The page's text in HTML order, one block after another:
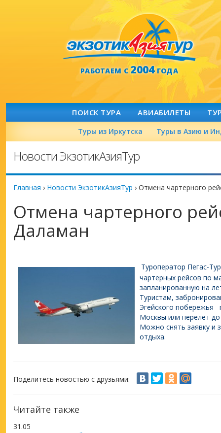
РАБОТАЕМ С2004ГОДА
ПОИСК ТУРА АВИАБИЛЕТЫ
Туры из Иркутска Туры в Азию и
Новости ЭкзотикАзияТур
Главная › Новости ЭкзотикАзияТур › Отмена чартерного
Отмена чартерного
Даламан
Туроператор Пегас-
чартерных рейсов по
запланированную на
Туристам,
Эгейского побережья
Москвы или перелет
Можно снять заявку и
отдыха.
Поделитесь новостью с друзьями:
Читайте также
31.05